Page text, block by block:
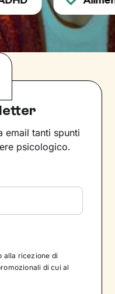
email tanti spunti
psicologico.
alla ricezione di
di cui al